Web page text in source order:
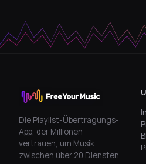
Die Playlist-Übertragungs-
App, der Millionen
vertrauen, um Musik
zwischen über 20 Diensten